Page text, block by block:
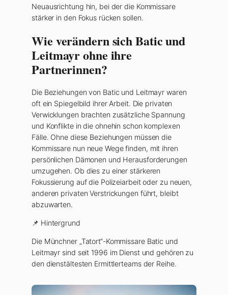
Neuausrichtung hin, bei der die Kommissare
stärker in den Fokus rücken sollen.
Wie verändern sich Batic und
Leitmayr ohne ihre
Partnerinnen?
Die Beziehungen von Batic und Leitmayr waren
oft ein Spiegelbild ihrer Arbeit. Die privaten
Verwicklungen brachten zusätzliche Spannung
und Konflikte in die ohnehin schon komplexen
Fälle. Ohne diese Beziehungen müssen die
Kommissare nun neue Wege finden, mit ihren
persönlichen Dämonen und Herausforderungen
umzugehen. Ob dies zu einer stärkeren
Fokussierung auf die Polizeiarbeit oder zu neuen,
anderen privaten Verstrickungen führt, bleibt
abzuwarten.
📌 Hintergrund
Die Münchner „Tatort“-Kommissare Batic und
Leitmayr sind seit 1996 im Dienst und gehören zu
den dienstältesten Ermittlerteams der Reihe.